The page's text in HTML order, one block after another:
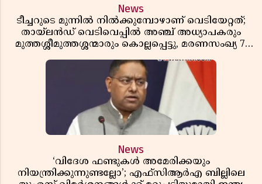
News
ടീച്ചറുടെ മുന്നിൽ നിൽക്കുമ്പോഴാണ് വെടിയേറ്റത്;
തായ്‌ലൻഡ് വെടിവെപ്പിൽ അഞ്ച് അധ്യാപകരും
മുത്തശ്ശീമുത്തശ്ശന്മാരും കൊല്ലപ്പെട്ടു, മരണസംഖ്യ 7;
News
‘വിദേശ ഫണ്ടുകൾ അമേരിക്കയും
നിയന്ത്രിക്കുന്നുണ്ടല്ലോ’; എഫ്സിആർഎ ബില്ലിലെ